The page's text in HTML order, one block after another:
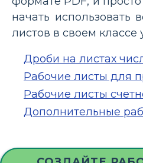
начать использовать
листов в своем классе
Дроби на листах
Рабочие листы для
Рабочие листы
Дополнительные